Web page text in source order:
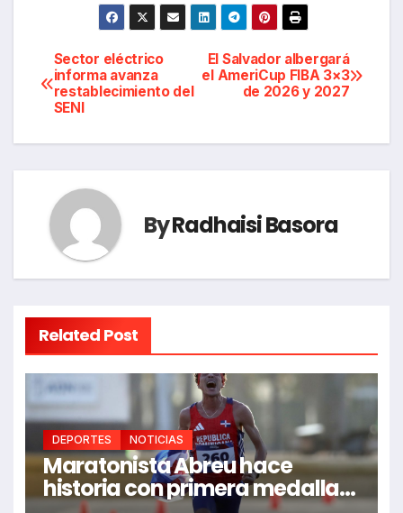
Navegación
de
entradas
El Salvador albergará
el AmeriCup FIBA 3×3
de 2026 y 2027
Sector eléctrico
informa avanza
restablecimiento del
SENI
ByRadhaisi Basora
Related Post
DEPORTES NOTICIAS
Maratonista Abreu hace
historia con primera medalla